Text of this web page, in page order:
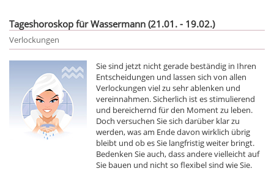
Tageshoroskop für Wassermann (21.01. - 19.02.)
Verlockungen
Sie sind jetzt nicht gerade beständig in Ihren
Entscheidungen und lassen sich von allen
Verlockungen viel zu sehr ablenken und
vereinnahmen. Sicherlich ist es stimulierend
und bereichernd für den Moment zu leben.
Doch versuchen Sie sich darüber klar zu
werden, was am Ende davon wirklich übrig
bleibt und ob es Sie langfristig weiter bringt.
Bedenken Sie auch, dass andere vielleicht auf
Sie bauen und nicht so flexibel sind wie Sie.